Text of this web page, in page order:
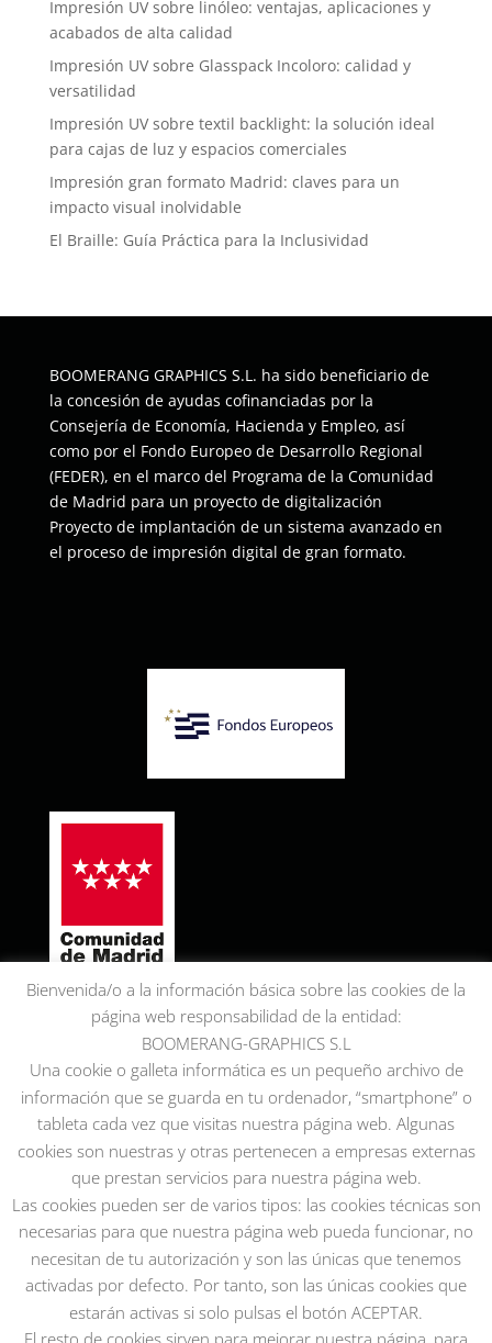
Impresión UV sobre linóleo: ventajas, aplicaciones y
acabados de alta calidad
Impresión UV sobre Glasspack Incoloro: calidad y
versatilidad
Impresión UV sobre textil backlight: la solución ideal
para cajas de luz y espacios comerciales
Impresión gran formato Madrid: claves para un
impacto visual inolvidable
El Braille: Guía Práctica para la Inclusividad
BOOMERANG GRAPHICS S.L. ha sido beneficiario de
la concesión de ayudas cofinanciadas por la
Consejería de Economía, Hacienda y Empleo, así
como por el Fondo Europeo de Desarrollo Regional
(FEDER), en el marco del Programa de la Comunidad
de Madrid para un proyecto de digitalización
Proyecto de implantación de un sistema avanzado en
el proceso de impresión digital de gran formato.
Bienvenida/o a la información básica sobre las cookies de la
página web responsabilidad de la entidad:
BOOMERANG-GRAPHICS S.L
Una cookie o galleta informática es un pequeño archivo de
información que se guarda en tu ordenador, “smartphone” o
tableta cada vez que visitas nuestra página web. Algunas
cookies son nuestras y otras pertenecen a empresas externas
que prestan servicios para nuestra página web.
Las cookies pueden ser de varios tipos: las cookies técnicas son
necesarias para que nuestra página web pueda funcionar, no
necesitan de tu autorización y son las únicas que tenemos
activadas por defecto. Por tanto, son las únicas cookies que
estarán activas si solo pulsas el botón ACEPTAR.